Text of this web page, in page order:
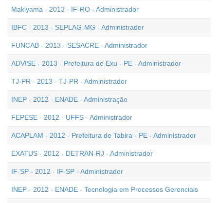
Makiyama - 2013 - IF-RO - Administrador
IBFC - 2013 - SEPLAG-MG - Administrador
FUNCAB - 2013 - SESACRE - Administrador
ADVISE - 2013 - Prefeitura de Exu - PE - Administrador
TJ-PR - 2013 - TJ-PR - Administrador
INEP - 2012 - ENADE - Administração
FEPESE - 2012 - UFFS - Administrador
ACAPLAM - 2012 - Prefeitura de Tabira - PE - Administrador
EXATUS - 2012 - DETRAN-RJ - Administrador
IF-SP - 2012 - IF-SP - Administrador
INEP - 2012 - ENADE - Tecnologia em Processos Gerenciais